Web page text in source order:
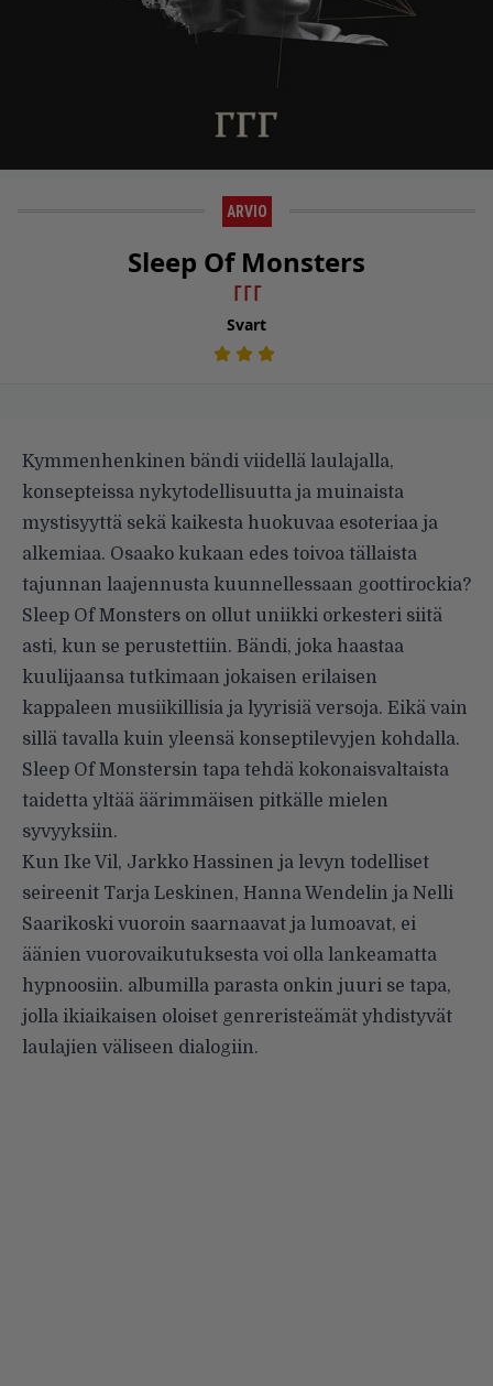
ARVIO
Sleep Of Monsters
｢​｢​｢
Svart
Kymmenhenkinen bändi viidellä laulajalla,
konsepteissa nykytodellisuutta ja muinaista
mystisyyttä sekä kaikesta huokuvaa esoteriaa ja
alkemiaa. Osaako kukaan edes toivoa tällaista
tajunnan laajennusta kuunnellessaan goottirockia?
Sleep Of Monsters on ollut uniikki orkesteri siitä
asti, kun se perustettiin. Bändi, joka haastaa
kuulijaansa tutkimaan jokaisen erilaisen
kappaleen musiikillisia ja lyyrisiä versoja. Eikä vain
sillä tavalla kuin yleensä konseptilevyjen kohdalla.
Sleep Of Monstersin tapa tehdä kokonaisvaltaista
taidetta yltää äärimmäisen pitkälle mielen
syvyyksiin.
Kun Ike Vil, Jarkko Hassinen ja levyn todelliset
seireenit Tarja Leskinen, Hanna Wendelin ja Nelli
Saarikoski vuoroin saarnaavat ja lumoavat, ei
äänien vuorovaikutuksesta voi olla lankeamatta
hypnoosiin. albumilla parasta onkin juuri se tapa,
jolla ikiaikaisen oloiset genreristeämät yhdistyvät
laulajien väliseen dialogiin.